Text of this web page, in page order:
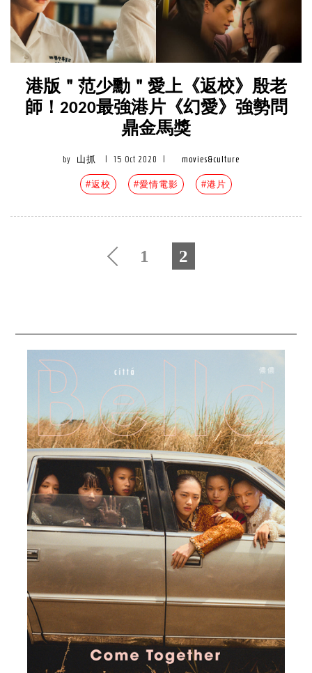
港版＂范少勳＂愛上《返校》殷老
師！2020最強港片《幻愛》強勢問
鼎金馬獎
by 山抓 15 Oct 2020 movies&culture
#返校 #愛情電影 #港片
1 2